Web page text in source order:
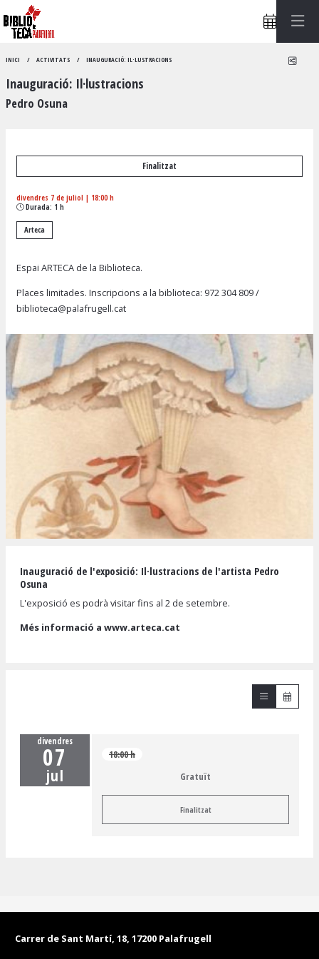
INICI ACTIVITATS INAUGURACIÓ: IL·LUSTRACIONS
Inauguració: Il·lustracions
Pedro Osuna
Finalitzat
divendres 7 de juliol | 18:00 h
Durada: 1 h
Arteca
Espai ARTECA de la Biblioteca.
Places limitades. Inscripcions a la biblioteca: 972 304 809/
biblioteca@palafrugell.cat
Inauguració de l'exposició: Il·lustracions de l'artista Pedro
Osuna
L'exposició es podrà visitar fins al 2 de setembre.
Més informació a www.arteca.cat
divendres
07
jul
18:00 h
Gratuït
Finalitzat
Carrer de Sant Martí, 18, 17200 Palafrugell